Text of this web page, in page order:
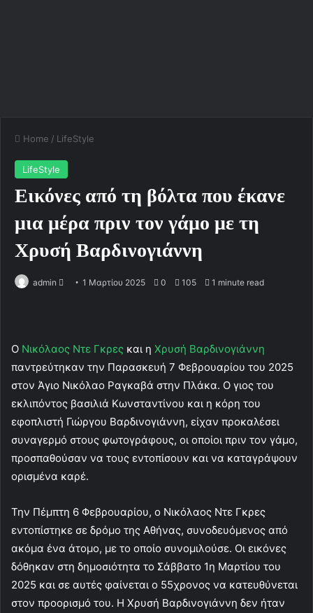
Home / LifeStyle
LifeStyle
Εικόνες από τη βόλτα που έκανε
μια μέρα πριν τον γάμο με τη
Χρυσή Βαρδινογιάννη
admin
a
n
e
m
a
i
1 Μαρτίου 2025 0 105 1 minute read
Ο Νικόλαος Ντε Γκρες και η Χρυσή Βαρδινογιάννη
παντρεύτηκαν την Παρασκευή 7 Φεβρουαρίου του 2025
στον Άγιο Νικόλαο Ραγκαβά στην Πλάκα. Ο γιος του
εκλιπόντος βασιλιά Κωνσταντίνου και η κόρη του
εφοπλιστή Γιώργου Βαρδινογιάννη, είχαν προκαλέσει
συναγερμό στους φωτογράφους, οι οποίοι πριν τον γάμο,
προσπαθούσαν να τους εντοπίσουν και να καταγράψουν
ορισμένα καρέ.
Την Πέμπτη 6 Φεβρουαρίου, ο Νικόλαος Ντε Γκρες
εντοπίστηκε σε δρόμο της Αθήνας, συνοδευόμενος από
ακόμα ένα άτομο, με το οποίο συνομιλούσε. Οι εικόνες
δόθηκαν στη δημοσιότητα το Σάββατο 1η Μαρτίου του
2025 και σε αυτές φαίνεται ο 55χρονος να κατευθύνεται
στον προορισμό του. Η Χρυσή Βαρδινογιάννη δεν ήταν